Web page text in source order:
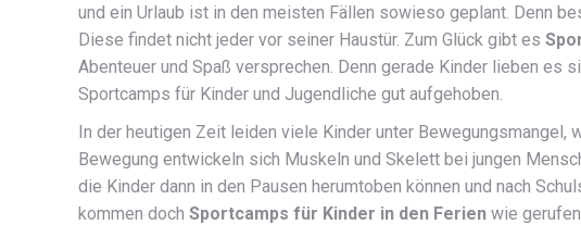
und ein Urlaub ist in den meisten Fällen sowieso geplant. Denn
Diese findet nicht jeder vor seiner Haustür. Zum Glück gibt es
Abenteuer und Spaß versprechen. Denn gerade Kinder lieben es
Sportcamps für Kinder und Jugendliche gut aufgehoben.
In der heutigen Zeit leiden viele Kinder unter Bewegungsmangel,
Bewegung entwickeln sich Muskeln und Skelett bei jungen
die Kinder dann in den Pausen herumtoben können und nach
kommen doch Sportcamps für Kinder in den Ferien wie